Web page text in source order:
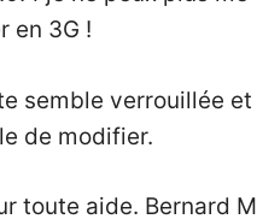
en 3G !
semble verrouillée et
de modifier.
toute aide. Bernard M